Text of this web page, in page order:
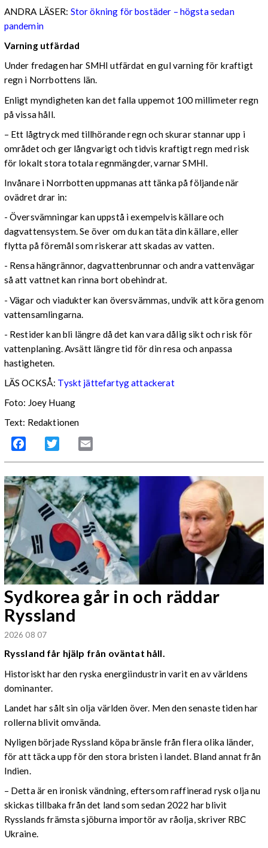
ANDRA LÄSER: Stor ökning för bostäder – högsta sedan
pandemin
Varning utfärdad
Under fredagen har SMHI utfärdat en gul varning för kraftigt
regn i Norrbottens län.
Enligt myndigheten kan det falla uppemot 100 millimeter regn
på vissa håll.
– Ett lågtryck med tillhörande regn och skurar stannar upp i
området och ger långvarigt och tidvis kraftigt regn med risk
för lokalt stora totala regnmängder, varnar SMHI.
Invånare i Norrbotten uppmanas att tänka på följande när
ovädret drar in:
- Översvämningar kan uppstå i exempelvis källare och
dagvattensystem. Se över om du kan täta din källare, eller
flytta på föremål som riskerar att skadas av vatten.
- Rensa hängrännor, dagvattenbrunnar och andra vattenvägar
så att vattnet kan rinna bort obehindrat.
- Vägar och viadukter kan översvämmas, undvik att köra genom
vattensamlingarna.
- Restider kan bli längre då det kan vara dålig sikt och risk för
vattenplaning. Avsätt längre tid för din resa och anpassa
hastigheten.
LÄS OCKSÅ: Tyskt jättefartyg attackerat
Foto: Joey Huang
Text: Redaktionen
Facebook Twitter
Sydkorea går in och räddar
Ryssland
2026 08 07
Ryssland får hjälp från oväntat håll.
Historiskt har den ryska energiindustrin varit en av världens
dominanter.
Landet har sålt sin olja världen över. Men den senaste tiden har
rollerna blivit omvända.
Nyligen började Ryssland köpa bränsle från flera olika länder,
för att täcka upp för den stora bristen i landet. Bland annat från
Indien.
– Detta är en ironisk vändning, eftersom raffinerad rysk olja nu
skickas tillbaka från det land som sedan 2022 har blivit
Rysslands främsta sjöburna importör av råolja, skriver RBC
Ukraine.